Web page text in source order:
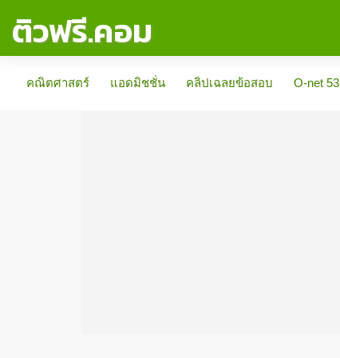
ติวฟรี.คอม
คณิตศาสตร์
แอดมิชชั่น คลิปเฉลยข้อสอบ O-net 53